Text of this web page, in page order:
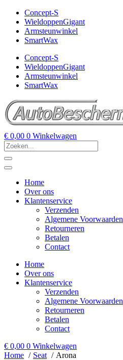
Concept-S
WieldoppenGigant
Armsteunwinkel
SmartWax
Concept-S
WieldoppenGigant
Armsteunwinkel
SmartWax
€ 0,00 0 Winkelwagen
Home
Over ons
Klantenservice
Verzenden
Algemene Voorwaarden
Retourneren
Betalen
Contact
Home
Over ons
Klantenservice
Verzenden
Algemene Voorwaarden
Retourneren
Betalen
Contact
€ 0,00 0 Winkelwagen
Home
Seat Arona